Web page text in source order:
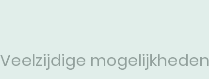
Veelzijdige mogelijkheden